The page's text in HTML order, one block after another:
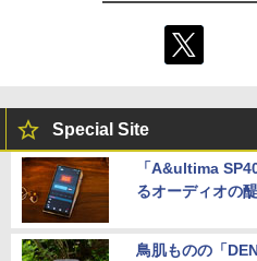
Special Site
「A&ultima
るオーディオの
鳥肌ものの「